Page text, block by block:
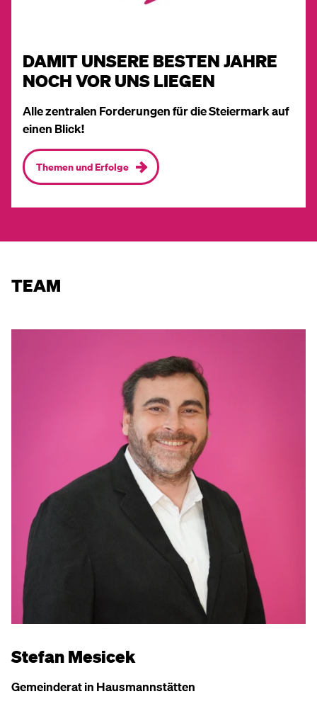
DAMIT UNSERE BESTEN JAHRE
NOCH VOR UNS LIEGEN
Alle zentralen Forderungen für die Steiermark auf
einen Blick!
Themen und Erfolge
TEAM
Stefan Mesicek
Gemeinderat in Hausmannstätten